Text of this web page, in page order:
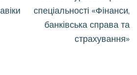
спеціальності «Фінанси,
банківська справа та
страхування»